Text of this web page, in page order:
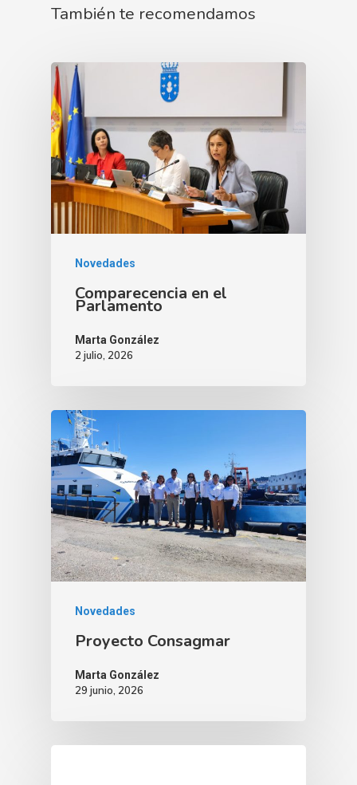
También te recomendamos
Novedades
Comparecencia en el
Parlamento
Marta González
2 julio, 2026
Novedades
Proyecto Consagmar
Marta González
29 junio, 2026